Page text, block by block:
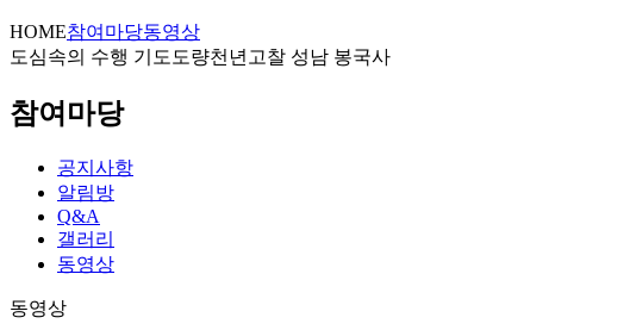
HOME참여마당동영상
도심속의 수행 기도도량천년고찰 성남 봉국사
참여마당
공지사항
알림방
Q&A
갤러리
동영상
동영상